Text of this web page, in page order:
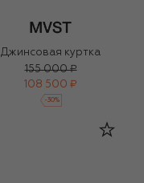
Джинсовая куртка
155 000 ₽
108 500 ₽
-30%